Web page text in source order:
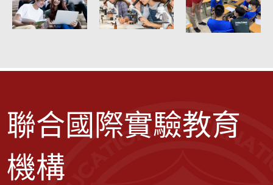
聯合國際實驗教育
機構